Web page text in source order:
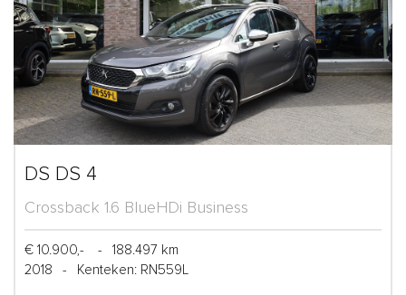
DS DS 4
Crossback 1.6 BlueHDi Business
€ 10.900,- -
188.497 km
2018
- Kenteken: RN559L